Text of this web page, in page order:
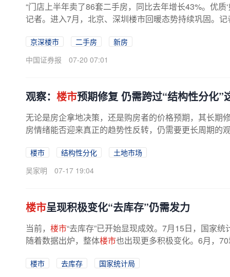
“门店上半年卖了86套二手房，同比去年增长43%。优
记者。进入7月，北京、深圳楼市回暖态势持续巩固。
京深楼市 二手房
新房
中国证券报
07-20 07:01
观察： 楼市预期修复 仍需跨过“结构性分化”
无论是房企拿地决策，还是购房者的价格预期，其长期
房情绪能否迎来真正的趋势性反转，仍需要更长周期的
楼市 结构性分化
土地市场
吴家明
07-17 19:04
楼市呈现积极变化“去库存”仍需发力
当前， 楼市“去库存”已开始显现成效。7月15日，国家
随着数据出炉，整体楼市也出现更多积极变化。6月，
楼市 去库存
国家统计局